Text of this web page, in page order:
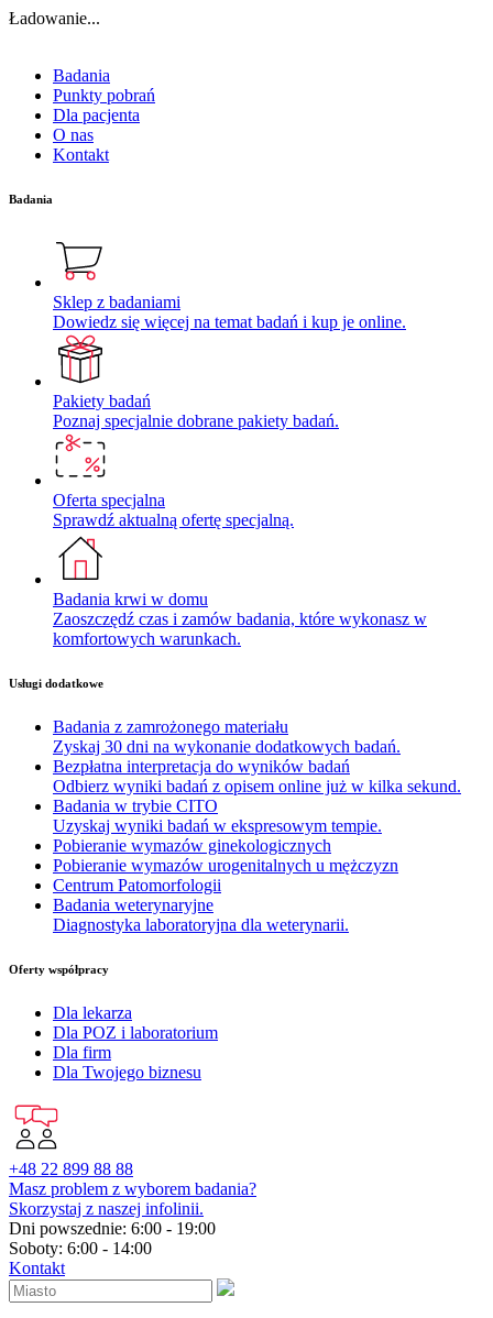
Ładowanie...
Badania
Punkty pobrań
Dla pacjenta
O nas
Kontakt
Badania
Sklep z badaniami
Dowiedz się więcej na temat badań i kup je online.
Pakiety badań
Poznaj specjalnie dobrane pakiety badań.
Oferta specjalna
Sprawdź aktualną ofertę specjalną.
Badania krwi w domu
Zaoszczędź czas i zamów badania, które wykonasz w
komfortowych warunkach.
Usługi dodatkowe
Badania z zamrożonego materiału
Zyskaj 30 dni na wykonanie dodatkowych badań.
Bezpłatna interpretacja do wyników badań
Odbierz wyniki badań z opisem online już w kilka sekund.
Badania w trybie CITO
Uzyskaj wyniki badań w ekspresowym tempie.
Pobieranie wymazów ginekologicznych
Pobieranie wymazów urogenitalnych u mężczyzn
Centrum Patomorfologii
Badania weterynaryjne
Diagnostyka laboratoryjna dla weterynarii.
Oferty współpracy
Dla lekarza
Dla POZ i laboratorium
Dla firm
Dla Twojego biznesu
+48 22 899 88 88
Masz problem z wyborem badania?
Skorzystaj z naszej infolinii.
Dni powszednie: 6:00 - 19:00
Soboty: 6:00 - 14:00
Kontakt